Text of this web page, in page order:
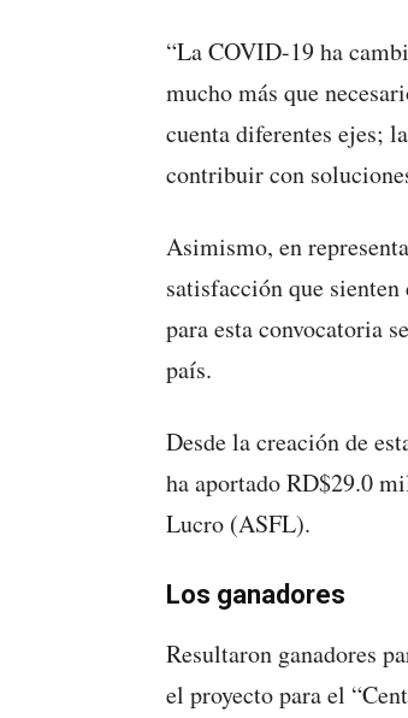
“La COVID-19 ha
mucho más que
cuenta diferentes ejes;
contribuir con
Asimismo, en
satisfacción que
para esta convocatoria
país.
Desde la creación de
ha aportado RD$29.0
Lucro (ASFL).
Los ganadores
Resultaron ganadores
el proyecto para el